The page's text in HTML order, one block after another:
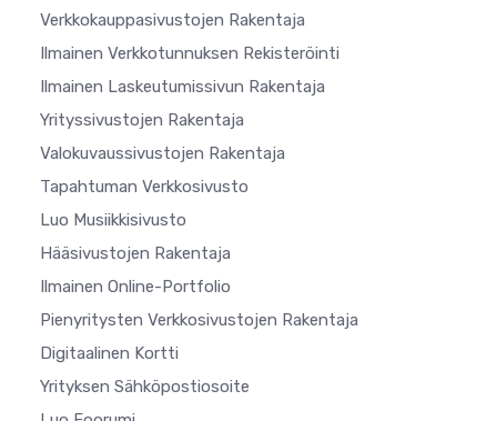
Verkkokauppasivustojen Rakentaja
Ilmainen Verkkotunnuksen Rekisteröinti
Ilmainen Laskeutumissivun Rakentaja
Yrityssivustojen Rakentaja
Valokuvaussivustojen Rakentaja
Tapahtuman Verkkosivusto
Luo Musiikkisivusto
Hääsivustojen Rakentaja
Ilmainen Online-Portfolio
Pienyritysten Verkkosivustojen Rakentaja
Digitaalinen Kortti
Yrityksen Sähköpostiosoite